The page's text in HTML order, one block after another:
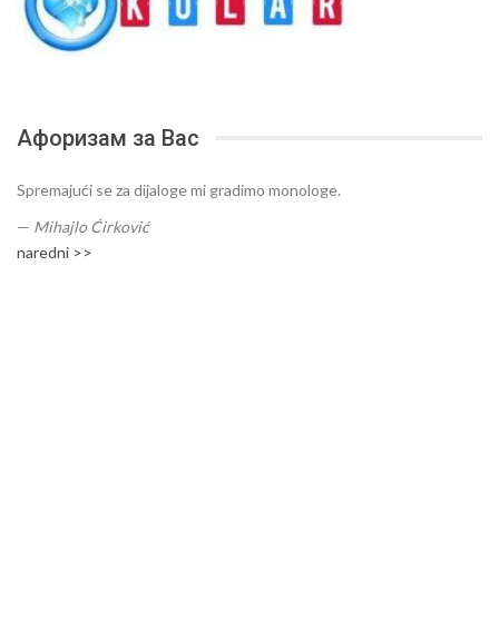
Афоризам за Вас
Spremajući se za dijaloge mi gradimo monologe.
— Mihajlo Ćirković
naredni >>